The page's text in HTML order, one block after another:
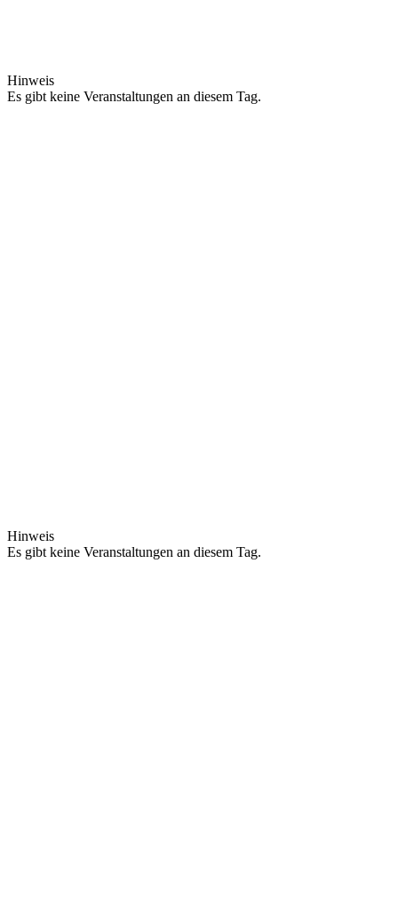
Hinweis
Es gibt keine Veranstaltungen an diesem Tag.
Hinweis
Es gibt keine Veranstaltungen an diesem Tag.